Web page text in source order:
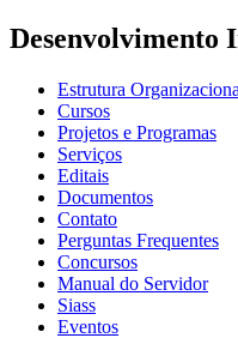
Desenvolvimento
Estrutura
Cursos
Projetos e Programas
Serviços
Editais
Documentos
Contato
Perguntas Frequentes
Concursos
Manual do Servidor
Siass
Eventos